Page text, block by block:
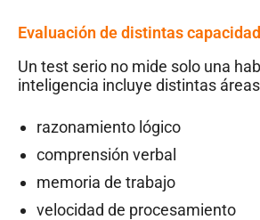
Evaluación de distintas
Un test serio no mide solo una
inteligencia incluye distintas
razonamiento lógico
comprensión verbal
memoria de trabajo
velocidad de procesamiento